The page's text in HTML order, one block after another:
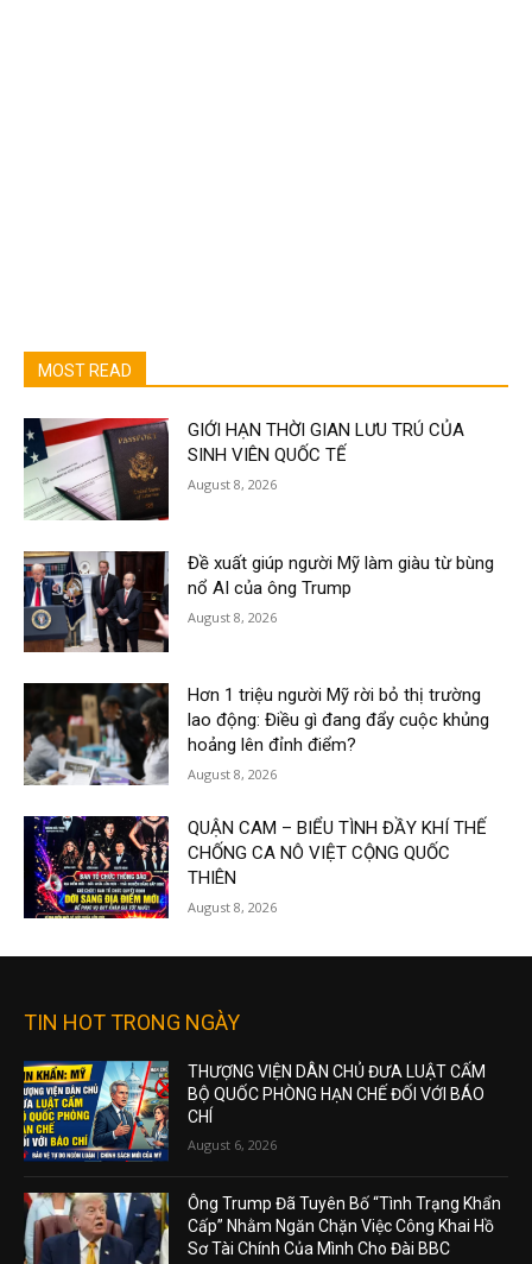
MOST READ
GIỚI HẠN THỜI GIAN LƯU TRÚ CỦA
SINH VIÊN QUỐC TẾ
August 8, 2026
Đề xuất giúp người Mỹ làm giàu từ bùng
nổ AI của ông Trump
August 8, 2026
Hơn 1 triệu người Mỹ rời bỏ thị trường
lao động: Điều gì đang đẩy cuộc khủng
hoảng lên đỉnh điểm?
August 8, 2026
QUẬN CAM – BIỂU TÌNH ĐẦY KHÍ THẾ
CHỐNG CA NÔ VIỆT CỘNG QUỐC
THIÊN
August 8, 2026
TIN HOT TRONG NGÀY
THƯỢNG VIỆN DÂN CHỦ ĐƯA LUẬT CẤM
BỘ QUỐC PHÒNG HẠN CHẾ ĐỐI VỚI BÁO
CHÍ
August 6, 2026
Ông Trump Đã Tuyên Bố “Tình Trạng Khẩn
Cấp” Nhằm Ngăn Chặn Việc Công Khai Hồ
Sơ Tài Chính Của Mình Cho Đài BBC